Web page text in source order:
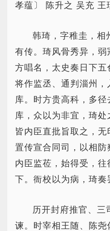
孝蕴〕 陈升之 吴充 王
韩琦，字稚圭，相
有传。琦风骨秀异，弱
方唱名，太史奏日下
将作监丞、通判淄州
库。时方贵高科，多
库，众以为非宜，琦处
皆内臣直批旨取之，无
置传宣合同司，以相
内臣监莅，始得受，
下。衙校以为病，琦奏
历开封府推官、三
谏。时宰相王随、陈